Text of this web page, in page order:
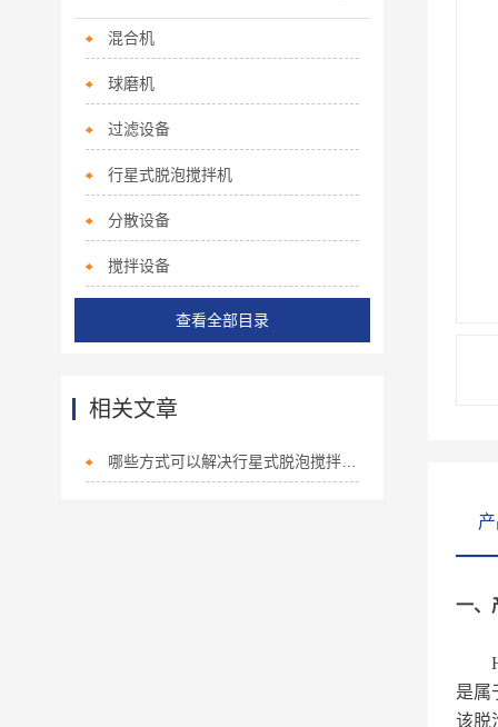
一、
是属
该脱
混合机
球磨机
过滤设备
行星式脱泡搅拌机
分散设备
搅拌设备
查看全部目录
相关文章
哪些方式可以解决行星式脱泡搅拌机的故障